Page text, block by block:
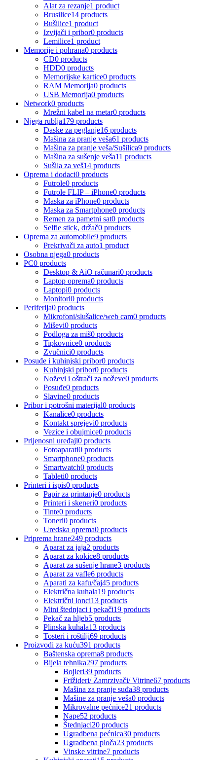
Alat za rezanje1 product
Brusilice14 products
Bušilice1 product
Izvijači i pribor0 products
Lemilice1 product
Memorije i pohrana0 products
CD0 products
HDD0 products
Memorijske kartice0 products
RAM Memorija0 products
USB Memorija0 products
Network0 products
Mrežni kabel na metar0 products
Njega rublja179 products
Daske za peglanje16 products
Mašina za pranje veša61 products
Mašina za pranje veša/Sušilica9 products
Mašina za sušenje veša11 products
Sušila za veš14 products
Oprema i dodaci0 products
Futrole0 products
Futrole FLIP – iPhone0 products
Maska za iPhone0 products
Maska za Smartphone0 products
Remen za pametni sat0 products
Selfie stick, držač0 products
Oprema za automobile9 products
Prekrivači za auto1 product
Osobna njega0 products
PC0 products
Desktop & AiO računari0 products
Laptop oprema0 products
Laptopi0 products
Monitori0 products
Periferija0 products
Mikrofoni/slušalice/web cam0 products
Miševi0 products
Podloga za miš0 products
Tipkovnice0 products
Zvučnici0 products
Posuđe i kuhinjski pribor0 products
Kuhinjski pribor0 products
Noževi i oštrači za noževe0 products
Posuđe0 products
Slavine0 products
Pribor i potrošni materijal0 products
Kanalice0 products
Kontakt sprejevi0 products
Vezice i obujmice0 products
Prijenosni uređaji0 products
Fotoaparati0 products
Smartphone0 products
Smartwatch0 products
Tableti0 products
Printeri i ispis0 products
Papir za printanje0 products
Printeri i skeneri0 products
Tinte0 products
Toneri0 products
Uredska oprema0 products
Priprema hrane249 products
Aparat za jaja2 products
Aparat za kokice8 products
Aparat za sušenje hrane3 products
Aparat za vafle6 products
Aparati za kafu/čaj45 products
Električna kuhala19 products
Električni lonci13 products
Mini štednjaci i pekači19 products
Pekač za hljeb5 products
Plinska kuhala13 products
Tosteri i roštilji69 products
Proizvodi za kuću391 products
Baštenska oprema8 products
Bijela tehnika297 products
Bojleri39 products
Frižideri/ Zamrzivači/ Vitrine67 products
Mašina za pranje suđa38 products
Mašine za pranje veša0 products
Mikrovalne pećnice21 products
Nape52 products
Štednjaci20 products
Ugradbena pećnica30 products
Ugradbena ploča23 products
Vinske vitrine7 products